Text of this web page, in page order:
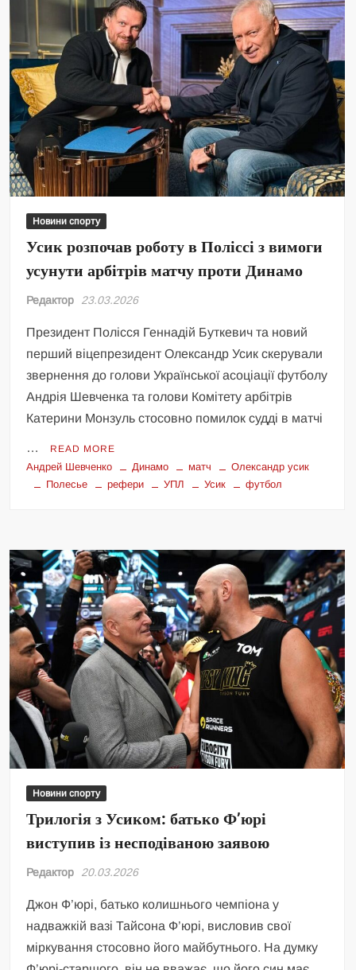
Новини спорту
Усик розпочав роботу в Поліссі з вимоги
усунути арбітрів матчу проти Динамо
Редактор 23.03.2026
Президент Полісся Геннадій Буткевич та новий
перший віцепрезидент Олександр Усик скерували
звернення до голови Української асоціації футболу
Андрія Шевченка та голови Комітету арбітрів
Катерини Монзуль стосовно помилок судді в матчі
… READ MORE
Андрей Шевченко Динамо матч
Олександр усик
Полесье
рефери УПЛ Усик футбол
Новини спорту
Трилогія з Усиком: батько Ф’юрі
виступив із несподіваною заявою
Редактор 20.03.2026
Джон Ф’юрі, батько колишнього чемпіона у
надважкій вазі Тайсона Ф’юрі, висловив свої
міркування стосовно його майбутнього. На думку